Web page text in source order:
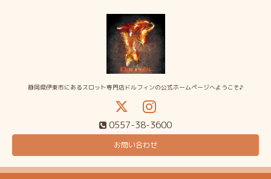
静岡県伊東市にあるスロット専門店ドルフィンの公式ホームページへようこそ♪
0557-38-3600
お問い合わせ